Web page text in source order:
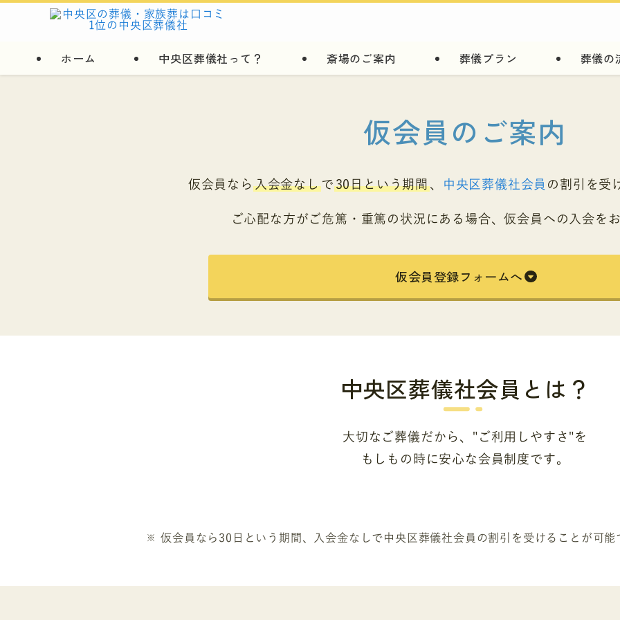
ホーム 中央区葬儀社って？ 斎場のご案内 葬儀プラン 葬儀の
仮会員のご案内
仮会員なら 入会金なしで30日という期間、 中央区葬儀社会員 の割引を受
ご心配な方がご危篤・重篤の状況にある場合、仮会員への入会を
仮会員登録フォームへ
中央区葬儀社会員とは？
大切なご葬儀だから、"ご利用しやすさ"を
もしもの時に安心な会員制度です。
仮会員なら30日という期間、入会金なしで中央区葬儀社会員の割引を受けることが可能